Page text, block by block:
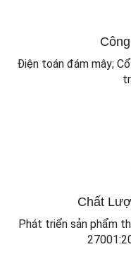
Điện toán đám mây;
Chất
Phát triển sản phẩm